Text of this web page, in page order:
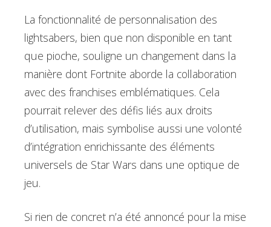
La fonctionnalité de personnalisation des
lightsabers, bien que non disponible en tant
que pioche, souligne un changement dans la
manière dont Fortnite aborde la collaboration
avec des franchises emblématiques. Cela
pourrait relever des défis liés aux droits
d’utilisation, mais symbolise aussi une volonté
d’intégration enrichissante des éléments
universels de Star Wars dans une optique de
jeu.
Si rien de concret n’a été annoncé pour la mise